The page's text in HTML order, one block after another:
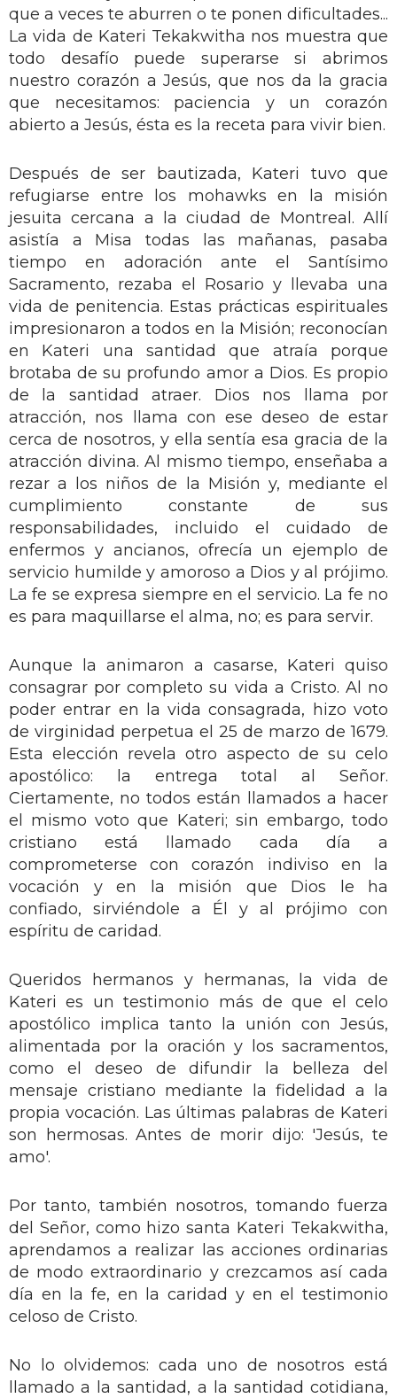
que a veces te aburren o te ponen dificultades...
La vida de Kateri Tekakwitha nos muestra que
todo desafío puede superarse si abrimos
nuestro corazón a Jesús, que nos da la gracia
que necesitamos: paciencia y un corazón
abierto a Jesús, ésta es la receta para vivir bien.
Después de ser bautizada, Kateri tuvo que
refugiarse entre los mohawks en la misión
jesuita cercana a la ciudad de Montreal. Allí
asistía a Misa todas las mañanas, pasaba
tiempo en adoración ante el Santísimo
Sacramento, rezaba el Rosario y llevaba una
vida de penitencia. Estas prácticas espirituales
impresionaron a todos en la Misión; reconocían
en Kateri una santidad que atraía porque
brotaba de su profundo amor a Dios. Es propio
de la santidad atraer. Dios nos llama por
atracción, nos llama con ese deseo de estar
cerca de nosotros, y ella sentía esa gracia de la
atracción divina. Al mismo tiempo, enseñaba a
rezar a los niños de la Misión y, mediante el
cumplimiento constante de sus
responsabilidades, incluido el cuidado de
enfermos y ancianos, ofrecía un ejemplo de
servicio humilde y amoroso a Dios y al prójimo.
La fe se expresa siempre en el servicio. La fe no
es para maquillarse el alma, no; es para servir.
Aunque la animaron a casarse, Kateri quiso
consagrar por completo su vida a Cristo. Al no
poder entrar en la vida consagrada, hizo voto
de virginidad perpetua el 25 de marzo de 1679.
Esta elección revela otro aspecto de su celo
apostólico: la entrega total al Señor.
Ciertamente, no todos están llamados a hacer
el mismo voto que Kateri; sin embargo, todo
cristiano está llamado cada día a
comprometerse con corazón indiviso en la
vocación y en la misión que Dios le ha
confiado, sirviéndole a Él y al prójimo con
espíritu de caridad.
Queridos hermanos y hermanas, la vida de
Kateri es un testimonio más de que el celo
apostólico implica tanto la unión con Jesús,
alimentada por la oración y los sacramentos,
como el deseo de difundir la belleza del
mensaje cristiano mediante la fidelidad a la
propia vocación. Las últimas palabras de Kateri
son hermosas. Antes de morir dijo: 'Jesús, te
amo'.
Por tanto, también nosotros, tomando fuerza
del Señor, como hizo santa Kateri Tekakwitha,
aprendamos a realizar las acciones ordinarias
de modo extraordinario y crezcamos así cada
día en la fe, en la caridad y en el testimonio
celoso de Cristo.
No lo olvidemos: cada uno de nosotros está
llamado a la santidad, a la santidad cotidiana,